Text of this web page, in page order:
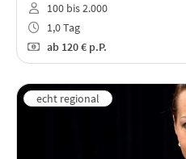
100 bis 2.000
1,0 Tag
ab120 € p.P.